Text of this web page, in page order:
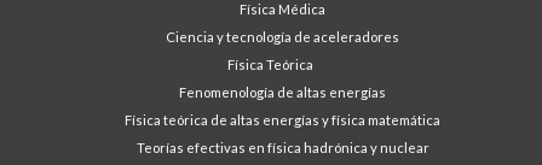
Física Médica
Ciencia y tecnología de aceleradores
Física Teórica
Fenomenología de altas energías
Física teórica de altas energías y física matemática
Teorías efectivas en física hadrónica y nuclear